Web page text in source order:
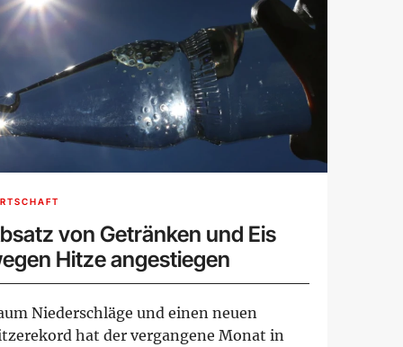
von Getränken und Eis
Hitze angestiegen
Niederschläge und einen neuen
hat der vergangene Monat in